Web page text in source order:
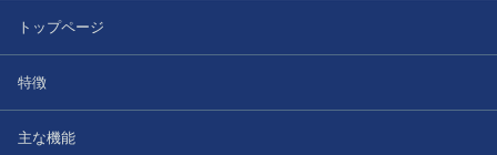
トップページ
特徴
主な機能